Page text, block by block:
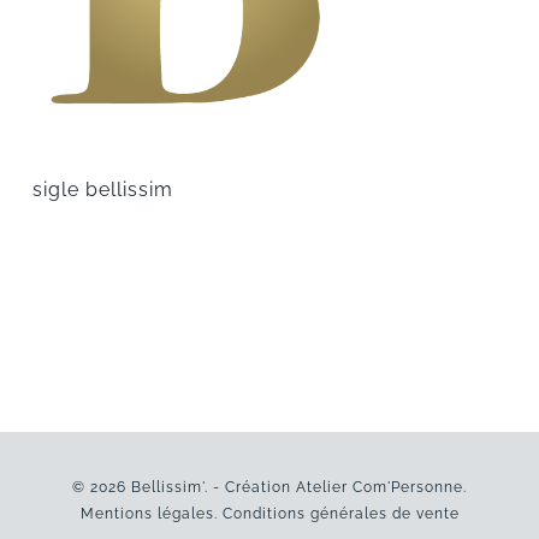
sigle bellissim
© 2026 Bellissim'. - Création Atelier Com'Personne.
Mentions légales. Conditions générales de vente